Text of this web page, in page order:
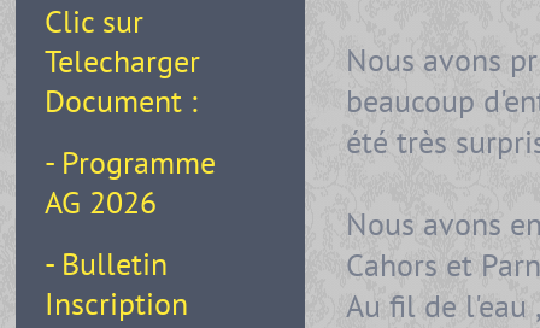
Clic sur
Telecharger
Document :
- Programme
AG 2026
- Bulletin
Inscription
Nous avons
beaucoup
été très
Nous avons
Cahors et
Au fil de l'eau